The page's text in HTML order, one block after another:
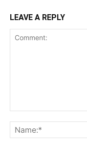
LEAVE A REPLY